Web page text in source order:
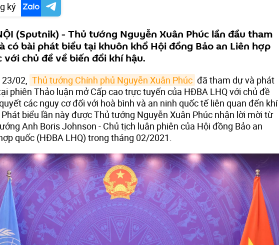
ký
(Sputnik) - Thủ tướng Nguyễn Xuân Phúc lần đầu tham
có bài phát biểu tại khuôn khổ Hội đồng Bảo an Liên hợp
với chủ đề về biến đổi khí hậu.
23/02, Thủ tướng Chính phủ Nguyễn Xuân Phúc đã tham dự và phát
phiên Thảo luận mở Cấp cao trực tuyến của HĐBA LHQ với chủ đề
các nguy cơ đối với hoà bình và an ninh quốc tế liên quan đến khí
Phát biểu lần này được Thủ tướng Nguyễn Xuân Phúc nhận lời mời từ
Anh Boris Johnson - Chủ tịch luân phiên của Hội đồng Bảo an
quốc (HĐBA LHQ) trong tháng 02/2021.